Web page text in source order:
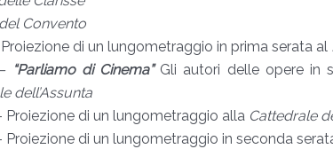
Convento
di un lungometraggio in prima serata al
– “Parliamo di Cinema”Gli autori delle opere in
dell’Assunta
Proiezione di un lungometraggio alla Cattedrale
Proiezione di un lungometraggio in seconda